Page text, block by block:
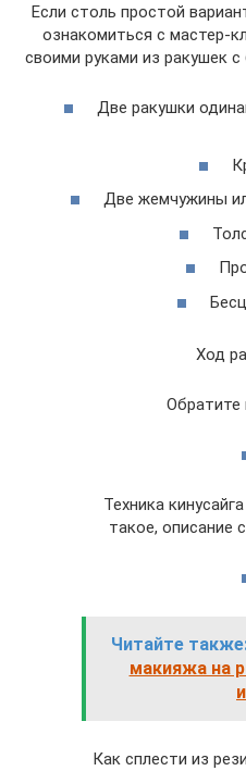
Если столь простой
ознакомиться с мастер-
своими руками из ракушек
Две ракушки
Две жемчужины
Ход
Обратите
Техника
такое, описание
Читайте
макияжа на
Как сплести из